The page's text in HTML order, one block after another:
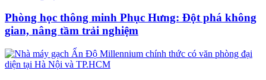
Phòng học thông minh Phục Hưng: Đột phá không
gian, nâng tầm trải nghiệm